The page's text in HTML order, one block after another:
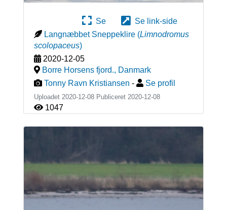
Se
Se link-side
Langnæbbet Sneppeklire (Limnodromus
scolopaceus)
2020-12-05
Borre Horsens fjord., Danmark
Tonny Ravn Kristiansen - Se profil
Uploadet 2020-12-08 Publiceret 2020-12-08
1047